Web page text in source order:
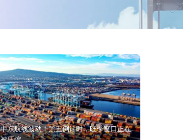
中东航线波动！黑五倒计时，旺季窗口正在